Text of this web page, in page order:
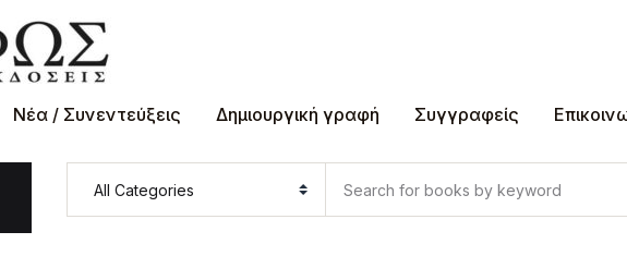
Νέα / Συνεντεύξεις Δημιουργική γραφή Συγγραφείς